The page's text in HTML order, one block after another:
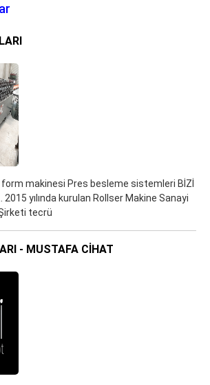
form makinesi Pres besleme sistemleri BİZİ
2015 yılında kurulan Rollser Makine Sanayi
tecrü
- MUSTAFA CIHAT